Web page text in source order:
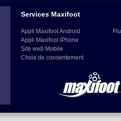
Services Maxifoot
Appli Maxifoot Android
Appli Maxifoot iPhone
Site web Mobile
Choix de consentement